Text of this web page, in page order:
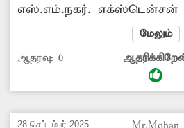
எஸ்.எம்.நகர். எக்ஸ்டென்சன்
கால்வாய் வசதி இல்லை.
சாலையில்
செல்பவர்கள் கடும்
கடும் துர்நாற்றம் வீசுவதால்
அளித்தும் இதுவரை
மேலும்
ஆதரவு: 0
28 செப்டம்பர் 2025